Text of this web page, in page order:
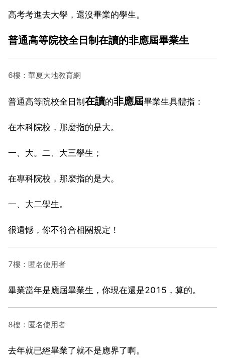
高考考進去大學，還沒畢業的學生。
普通高等院校全日制在讀的非應屆畢業生
6樓：華夏大地教育網
普通高等院校全日制在讀的非應屆畢業生具體指：
在本科院校，那麼指的是大。
一、大。二、大三學生；
在專科院校，那麼指的是大。
一、大二學生。
很遺憾，你不符合相關規定！
7樓：匿名使用者
畢業當年是應屆畢業生，你現在還是2015，算的。
8樓：匿名使用者
去年就已經畢業了就不是應界了啊。